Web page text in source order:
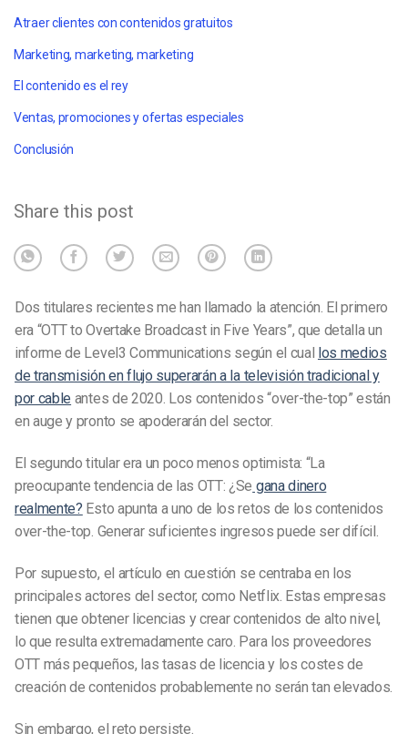
Atraer clientes con contenidos gratuitos
Marketing, marketing, marketing
El contenido es el rey
Ventas, promociones y ofertas especiales
Conclusión
Share this post
Dos titulares recientes me han llamado la atención. El primero
era “OTT to Overtake Broadcast in Five Years”, que detalla un
informe de Level3 Communications según el cual los medios
de transmisión en flujo superarán a la televisión tradicional y
por cable antes de 2020. Los contenidos “over-the-top” están
en auge y pronto se apoderarán del sector.
El segundo titular era un poco menos optimista: “La
preocupante tendencia de las OTT: ¿Se gana dinero
realmente? Esto apunta a uno de los retos de los contenidos
over-the-top. Generar suficientes ingresos puede ser difícil.
Por supuesto, el artículo en cuestión se centraba en los
principales actores del sector, como Netflix. Estas empresas
tienen que obtener licencias y crear contenidos de alto nivel,
lo que resulta extremadamente caro. Para los proveedores
OTT más pequeños, las tasas de licencia y los costes de
creación de contenidos probablemente no serán tan elevados.
Sin embargo, el reto persiste.